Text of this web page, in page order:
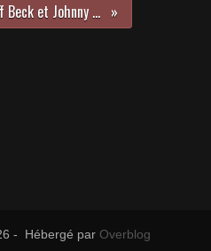
Clip "Isolation" de Jeff Beck et Johnny Depp 2019/2020
- Hébergé par Overblog